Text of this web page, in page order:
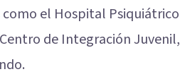
el Hospital Psiquiátrico
de Integración Juvenil,